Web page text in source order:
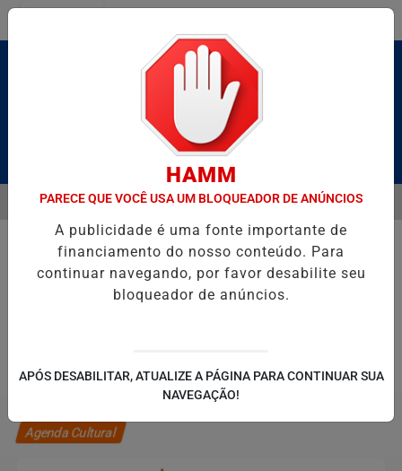
Pesquisar Notícia
E CAIQUE PIMENTA COM O MELHOR DO AXÉ DAS ANTIGAS
EM ALTA
MENU
Agenda Cultural
HAMM
PARECE QUE VOCÊ USA UM BLOQUEADOR DE ANÚNCIOS
A publicidade é uma fonte importante de
financiamento do nosso conteúdo. Para
continuar navegando, por favor desabilite seu
bloqueador de anúncios.
APÓS DESABILITAR, ATUALIZE A PÁGINA PARA CONTINUAR SUA
NAVEGAÇÃO!